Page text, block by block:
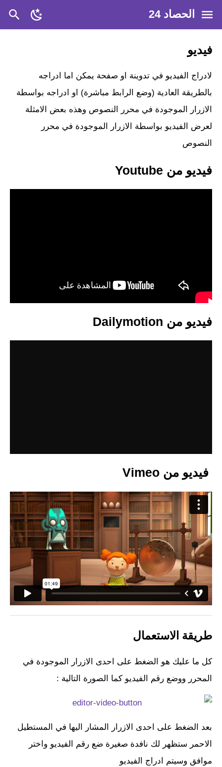
الحصاد 24
فيديو
لادراج الفيديو في تدوينة او صفحة يمكن اما ادراجه
بالطريقة العادية (وضع الرابط مباشرة) او ادراجه بواسطة
الازرار الموجودة في محرر النصوص وهذه بعض الامثلة
لعرض الفيديو بواسطة الازرار الموجودة في محرر
النصوص
فيديو من Youtube
فيديو من Dailymotion
فيديو من Vimeo
طريقة الاستعمال
كل ما عليك هو الضغط على احدى الازرار الموجودة في
المحرر ووضع رقم الفيديو كما الصورة التالية :
بعد الضغط على احدى الازرار المشار اليها في المستطيل
الاحمر ستظهر لك نافدة صغيرة ضع رقم الفيديو واختر
موافق وسيتم ادراج الفيديو